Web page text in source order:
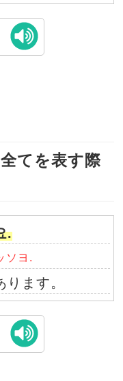
てを表す際
.
ソヨ.
ります。